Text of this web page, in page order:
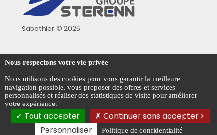
Sabathier © 2026
Politique de confidentialité
Conditions générales de vente
Mentions légales
Gestion des cookies
Nous respectons votre vie privée
Nous utilisons des cookies pour vous garantir la meilleure
navigation possible, vous proposer des offres et services
personnalisés et réaliser des statistiques de visite pour améliorer
votre expérience.
Tout accepter
Continuer sans accepter >
Personnaliser
Politique de confidentialité